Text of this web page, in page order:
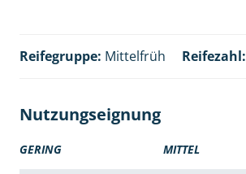
Reifegruppe: Mittelfrüh Reifezahl:
Nutzungseignung
GERING MITTEL